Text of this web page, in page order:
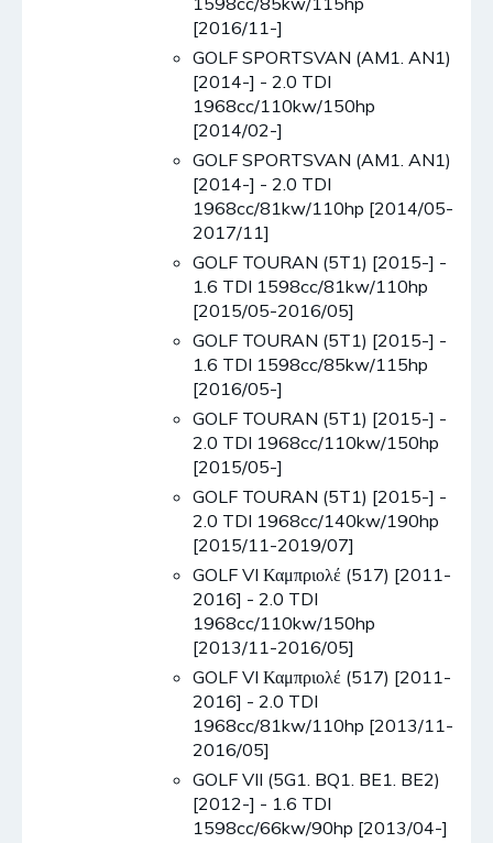
[2016/11-]
GOLF SPORTSVAN (AM1. AN1)
[2014-] - 2.0 TDI
1968cc/110kw/150hp
[2014/02-]
GOLF SPORTSVAN (AM1. AN1)
[2014-] - 2.0 TDI
1968cc/81kw/110hp [2014/05-
2017/11]
GOLF TOURAN (5T1) [2015-] -
1.6 TDI 1598cc/81kw/110hp
[2015/05-2016/05]
GOLF TOURAN (5T1) [2015-] -
1.6 TDI 1598cc/85kw/115hp
[2016/05-]
GOLF TOURAN (5T1) [2015-] -
2.0 TDI 1968cc/110kw/150hp
[2015/05-]
GOLF TOURAN (5T1) [2015-] -
2.0 TDI 1968cc/140kw/190hp
[2015/11-2019/07]
GOLF VI Καμπριολέ (517) [2011-
2016] - 2.0 TDI
1968cc/110kw/150hp
[2013/11-2016/05]
GOLF VI Καμπριολέ (517) [2011-
2016] - 2.0 TDI
1968cc/81kw/110hp [2013/11-
2016/05]
GOLF VII (5G1. BQ1. BE1. BE2)
[2012-] - 1.6 TDI
1598cc/66kw/90hp [2013/04-]